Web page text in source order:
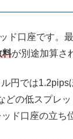
ド口座です。
料が別途加算さ
円では
の低スプレ
ド口座の立ち